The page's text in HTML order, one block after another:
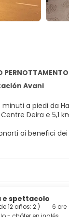
PERNOTTAMENTO
Avani
piedi da
Deira e 5,1
ai benefici
della struttura,
sonni
con canali in
a pioggia e set di
e spettacolo
12 años: 2 )
6 ore